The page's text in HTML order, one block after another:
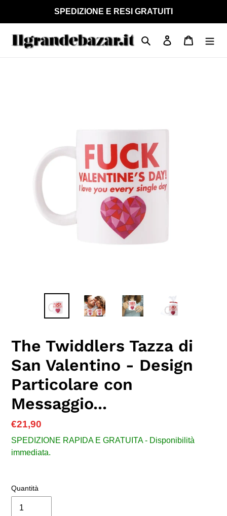
contenuti
SPEDIZIONE E RESI GRATUITI
Cerca Accedi Carrello
The Twiddlers Tazza di
San Valentino - Design
Particolare con
Messaggio...
Prezzo
di
listino
€21,90
SPEDIZIONE RAPIDA E GRATUITA - Disponibilità
immediata.
Quantità